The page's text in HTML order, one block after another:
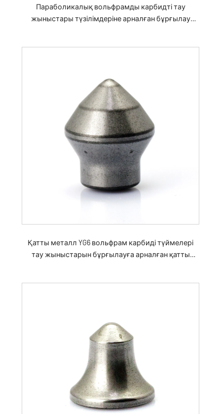
Параболикалық вольфрамды карбидті тау
жыныстары түзілімдеріне арналған бұрғылау
Қатты металл YG6 вольфрам карбиді түймелері
тау жыныстарын бұрғылауға арналған қатты